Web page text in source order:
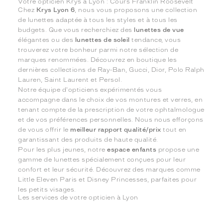
Votre opticien Krys à Lyon : Cours Franklin Roosevelt
Chez Krys Lyon 6, nous vous proposons une collection
de lunettes adaptée à tous les styles et à tous les
budgets. Que vous recherchiez des
lunettes de vue
élégantes ou des lunettes de soleil tendance, vous
trouverez votre bonheur parmi notre sélection de
marques renommées. Découvrez en boutique les
dernières collections de Ray-Ban, Gucci, Dior, Polo Ralph
Lauren, Saint Laurent et Persol.
Notre équipe d'opticiens expérimentés vous
accompagne dans le choix de vos montures et verres, en
tenant compte de la prescription de votre ophtalmologue
et de vos préférences personnelles. Nous nous efforçons
de vous offrir le meilleur rapport qualité/prix tout en
garantissant des produits de haute qualité.
Pour les plus jeunes, notreespace enfants propose une
gamme de lunettes spécialement conçues pour leur
confort et leur sécurité. Découvrez des marques comme
Little Eleven Paris et Disney Princesses, parfaites pour
les petits visages.
Les services de votre opticien à Lyon